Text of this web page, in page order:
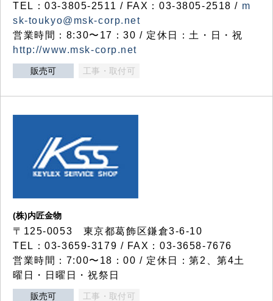
TEL：03-3805-2511 / FAX：03-3805-2518 / m
sk-toukyo@msk-corp.net
営業時間：8:30〜17：30 / 定休日：土・日・祝
http://www.msk-corp.net
販売可 工事・取付可
(株)内匠金物
〒125-0053 東京都葛飾区鎌倉3-6-10
TEL：03-3659-3179 / FAX：03-3658-7676
営業時間：7:00〜18：00 / 定休日：第2、第4土
曜日・日曜日・祝祭日
販売可 工事・取付可